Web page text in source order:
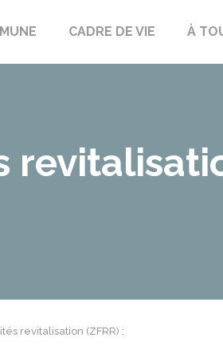
CADRE DE VIE À
revitalisation (ZFRR) :